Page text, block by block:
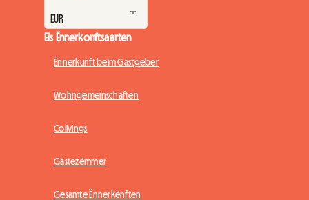
Eis Ënnerkonftsaarten
Ënnerkunft beim Gastgeber
Wohngemeinschaften
Colivings
Gästezëmmer
Gesamte Ënnerkënften